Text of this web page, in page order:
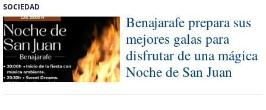
SOCIEDAD
Benajarafe prepara sus
mejores galas para
disfrutar de una mágica
Noche de San Juan